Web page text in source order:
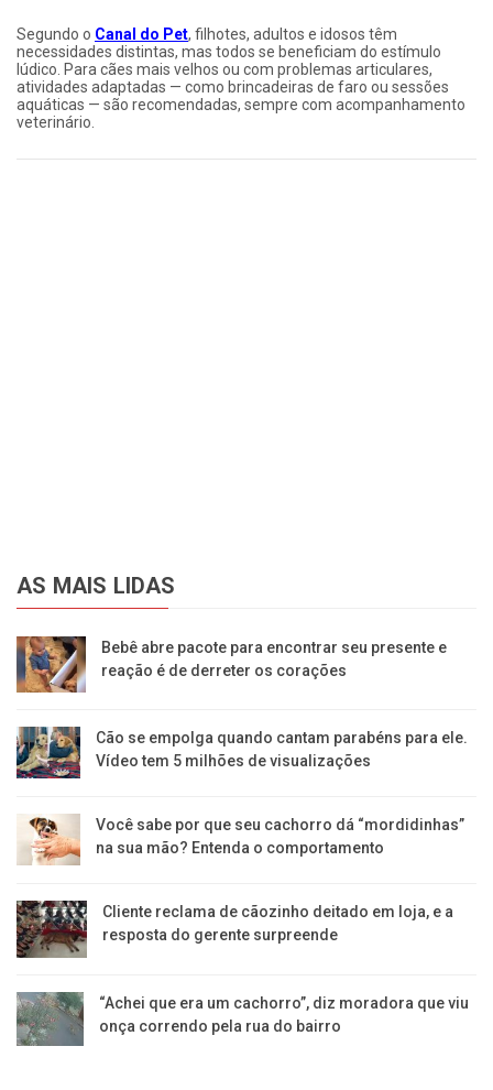
Segundo o Canal do Pet, filhotes, adultos e idosos têm
necessidades distintas, mas todos se beneficiam do estímulo
lúdico. Para cães mais velhos ou com problemas articulares,
atividades adaptadas — como brincadeiras de faro ou sessões
aquáticas — são recomendadas, sempre com acompanhamento
veterinário.
AS MAIS LIDAS
Bebê abre pacote para encontrar seu presente e
reação é de derreter os corações
Cão se empolga quando cantam parabéns para ele.
Vídeo tem 5 milhões de visualizações
Você sabe por que seu cachorro dá “mordidinhas”
na sua mão? Entenda o comportamento
Cliente reclama de cãozinho deitado em loja, e a
resposta do gerente surpreende
“Achei que era um cachorro”, diz moradora que viu
onça correndo pela rua do bairro